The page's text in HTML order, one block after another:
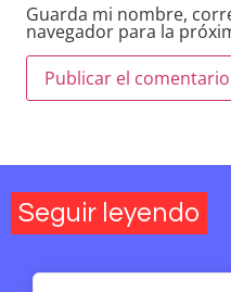
Guarda mi nombre,
navegador para la
Seguir leyendo